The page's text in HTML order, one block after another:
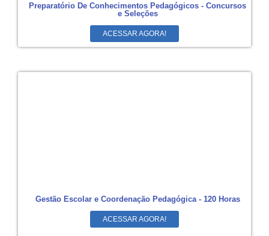
Preparatório De Conhecimentos Pedagógicos - Concursos
e Seleções
ACESSAR AGORA!
Gestão Escolar e Coordenação Pedagógica - 120 Horas
ACESSAR AGORA!